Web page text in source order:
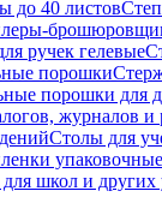
до 40 листов
ручек гелевые
порошки
порошки для
журналов и
Столы для
упаковочные
для школ и